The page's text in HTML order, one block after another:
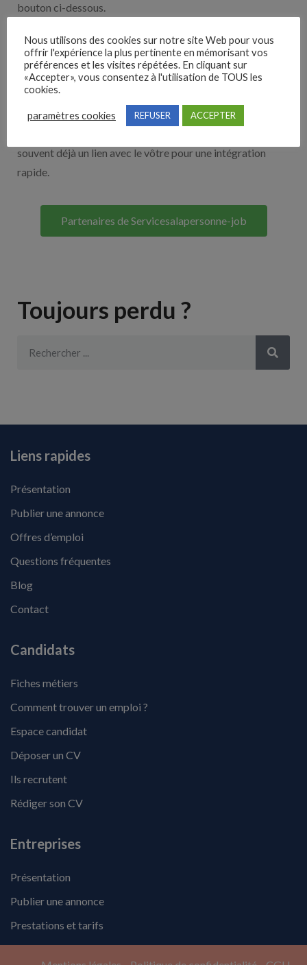
bouton ci-dessous.
Nos solutions entreprises
Découvrez nos partenaires ! Moteurs de recherches,
multidiffuseurs, sites payant… nombreux sont nos
souvent déjà un lien avec le vôtre pour une intégration
rapide.
Partenaires de Servicesalapersonne-job
Toujours perdu ?
Liens rapides
Présentation
Publier une annonce
Offres d’emploi
Questions fréquentes
Blog
Contact
Candidats
Fiches métiers
Comment trouver un emploi ?
Espace candidat
Déposer un CV
Ils recrutent
Rédiger son CV
Entreprises
Présentation
Publier une annonce
Prestations et tarifs
Nous utilisons des cookies sur notre site Web pour vous
offrir l'expérience la plus pertinente en mémorisant vos
préférences et les visites répétées. En cliquant sur
«Accepter», vous consentez à l'utilisation de TOUS les
cookies.
paramètres cookies REFUSER ACCEPTER